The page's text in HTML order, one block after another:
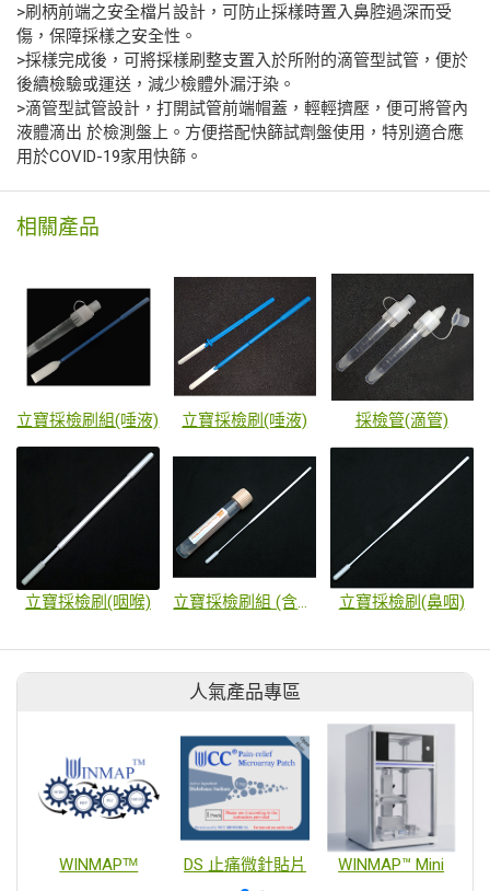
>刷柄前端之安全檔片設計，可防止採樣時置入鼻腔過深而受
傷，保障採樣之安全性。
>採樣完成後，可將採樣刷整支置入於所附的滴管型試管，便於
後續檢驗或運送，減少檢體外漏汙染。
>滴管型試管設計，打開試管前端帽蓋，輕輕擠壓，便可將管內
液體滴出 於檢測盤上。方便搭配快篩試劑盤使用，特別適合應
用於COVID-19家用快篩。
相關產品
立寶採檢刷組(唾液) 立寶採檢刷(唾液) 採檢管(滴管)
立寶採檢刷(咽喉) 立寶採檢刷組 (含VUTM Buffer) 立寶採檢刷(鼻咽)
人氣產品專區
WINMAPᵀᴹ DS 止痛微針貼片 WINMAP™ Mini